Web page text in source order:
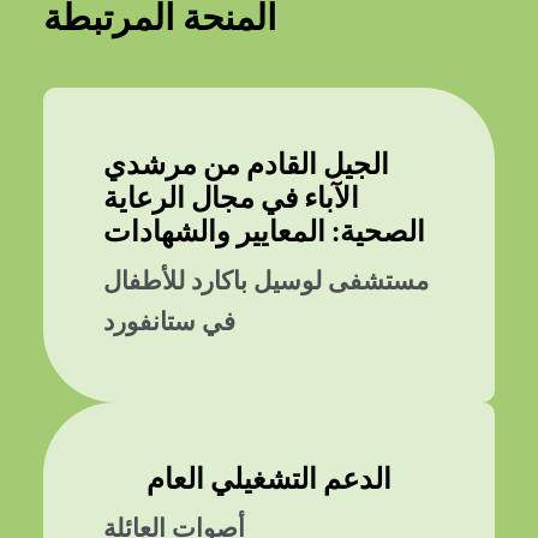
المنحة المرتبطة
الجيل القادم من مرشدي
الآباء في مجال الرعاية
الصحية: المعايير والشهادات
مستشفى لوسيل باكارد للأطفال
في ستانفورد
الدعم التشغيلي العام
أصوات العائلة